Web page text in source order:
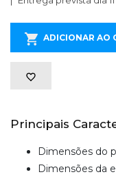
ADICIONAR AO
Principais
Dimensões do
Dimensões da